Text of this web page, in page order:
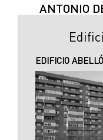
ANTONIO
EDIFICIO ABELLÓ